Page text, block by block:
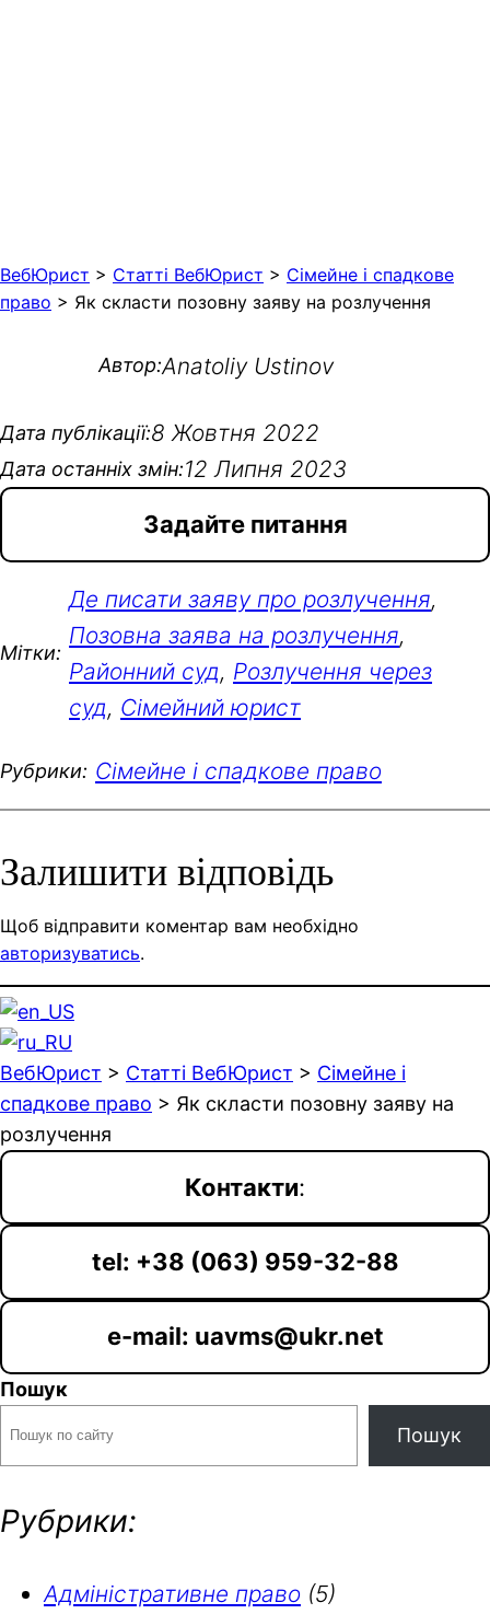
ВебЮрист > Статті ВебЮрист > Сімейне і спадкове
право > Як скласти позовну заяву на розлучення
Автор:Anatoliy Ustinov
Дата публікації:8 Жовтня 2022
Дата останніх змін:12 Липня 2023
Задайте питання
Мітки:
Де писати заяву про розлучення
Позовна заява на розлучення
Районний суд, Розлучення через
суд, Сімейний юрист
Рубрики: Сімейне і спадкове право
Залишити відповідь
Щоб відправити коментар вам необхідно
авторизуватись.
ВебЮрист > Статті ВебЮрист > Сімейне і
спадкове право > Як скласти позовну заяву на
розлучення
Контакти:
tel: +38 (063) 959-32-88
e-mail: uavms@ukr.net
Пошук
Пошук
Рубрики:
Адміністративне право (5)